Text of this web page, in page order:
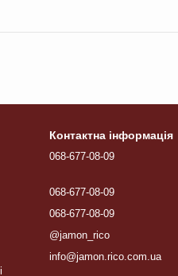
Контактна інформація
068-677-08-09
068-677-08-09
068-677-08-09
@jamon_rico
info@jamon.rico.com.ua